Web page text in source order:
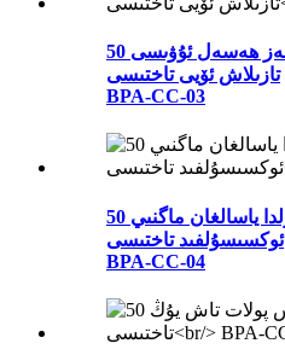
50 مىللىمېتىرلىق قەغەز ھەسەل ئۇۋىسى
تازىلاش ئۆيى تاختىسى
BPA-CC-03
50 مىللىمېتىرلىق قولدا ياسالغان ماگنىي
ئوكسىسۇلفىد تاختىسى
BPA-CC-04